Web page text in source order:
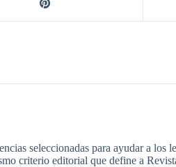
seleccionadas para ayudar a los
criterio editorial que define a